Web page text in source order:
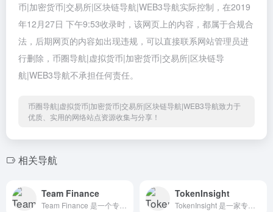
币|加密货币|交易所|区块链导航|WEB3导航实际控制，在2019
年12月27日 下午9:53收录时，该网页上的内容，都属于合规合
法，后期网页的内容如出现违规，可以直接联系网站管理员进
行删除，币圈导航|虚拟货币|加密货币|交易所|区块链导
航|WEB3导航不承担任何责任。
币圈导航|虚拟货币|加密货币|交易所|区块链导航|WEB3导航致力于
优质、实用的网络站点资源收集与分享！
相关导航
Team Finance TokenInsight